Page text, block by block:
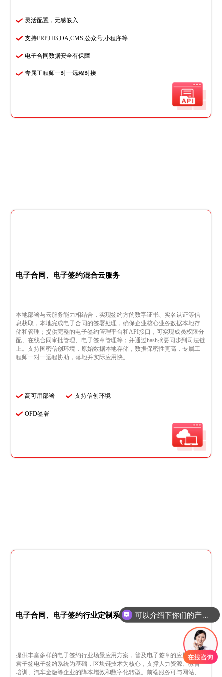
灵活配置，无感嵌入
支持ERP,HIS,OA,CMS,公众号,小程序等
电子合同数据安全有保障
专属工程师一对一远程对接
电子合同、电子签约混合云服务
本地部署与云服务能力相结合，实现签约方的数字证书、实名认证等信
息获取，本地完成电子合同的签署处理，确保企业核心业务数据本地存
储和管理；提供完整的电子签约管理平台和API接口，可实现成员权限分
配、在线合同审批管理、电子签章管理等；并通过hash摘要同步到司法链
上。支持国密信创环境，原始数据本地存储，数据保密性更高，专属工
程师一对一远程协助，落地并实际应用快。
高可用部署 支持信创环境
OFD签署
电子合同、电子签约行业定制系统
提供丰富多样的电子签约行业场景应用方案，普及电子签章的应用，以
君子签电子签约系统为基础，区块链技术为核心，支撑人力资源、教育
培训、汽车金融等企业的降本增效和数字化转型。前端服务可与网站、
你们是怎么收费的呢